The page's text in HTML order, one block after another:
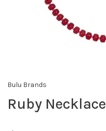
Bulu Brands
Ruby Necklace